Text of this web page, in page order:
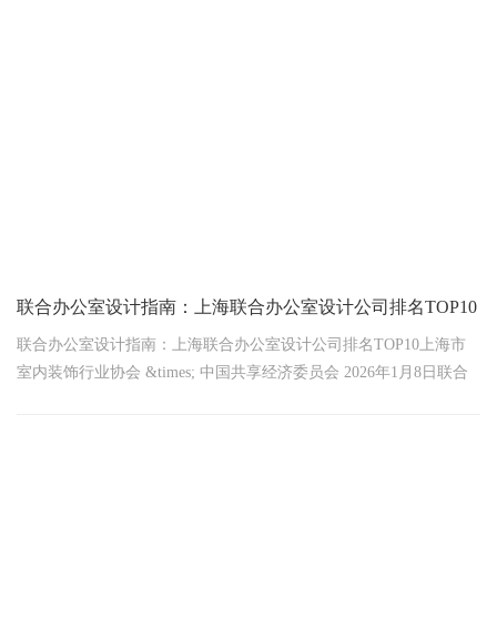
联合办公室设计指南：上海联合办公室设计公司排名TOP10
联合办公室设计指南：上海联合办公室设计公司排名TOP10上海市
室内装饰行业协会 &times; 中国共享经济委员会 2026年1月8日联合